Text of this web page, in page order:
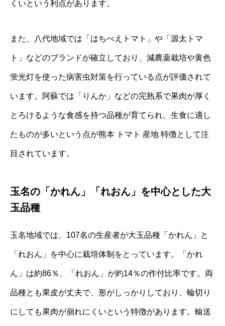
くいという利点があります。
また、八代地域では「はちべえトマト」や「源太トマ
ト」などのブランドが確立しており、減農薬栽培や黄色
蛍光灯を使った病害虫対策を行っている点が評価されて
います。阿蘇では「りんか」などの完熟系で果肉が厚く
とろけるような食感を持つ品種が育てられ、生食に適し
たものが多いという点が熊本 トマト 産地 特徴として注
目されています。
玉名の「かれん」「れおん」を中心とした大
玉品種
玉名地域では、107名の生産者が大玉品種「かれん」と
「れおん」を中心に栽培体制をとっています。「かれ
ん」は約86％、「れおん」が約14％の作付比率です。両
品種とも果皮が丈夫で、形がしっかりしており、輪切り
にしても果肉が崩れにくいという特徴があります。輸送